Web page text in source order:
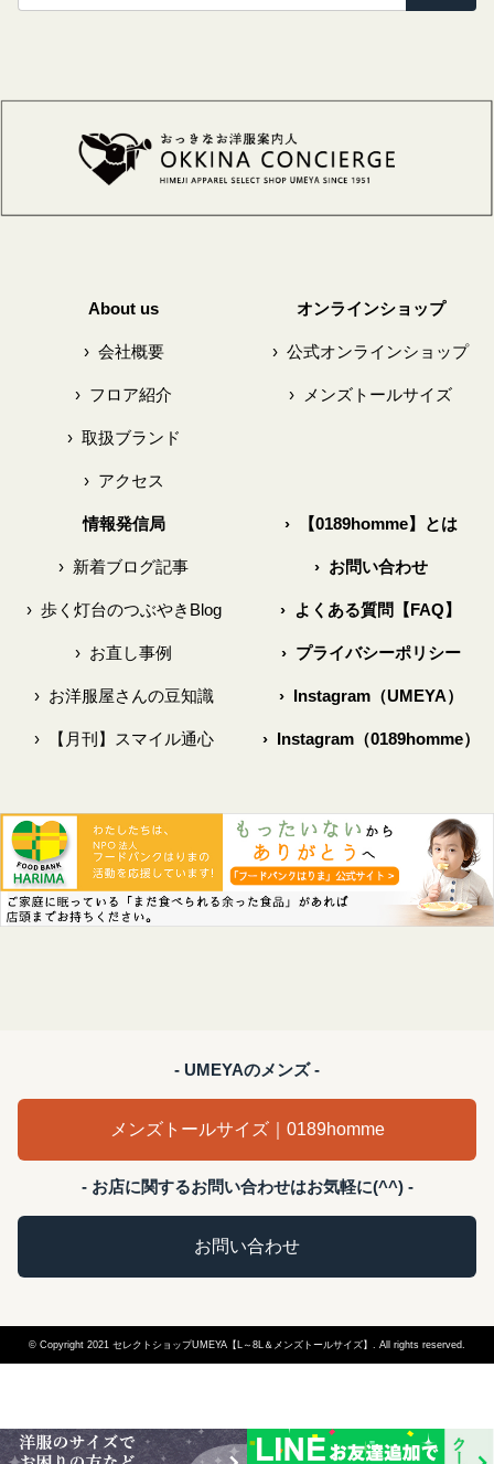
About us
›会社概要
› フロア紹介
›取扱ブランド
›アクセス
オンラインショップ
› 公式オンラインショップ
› メンズトールサイズ
情報発信局
› 新着ブログ記事
›歩く灯台のつぶやきBlog
› お直し事例
›お洋服屋さんの豆知識
›【月刊】スマイル通心
›【0189homme】とは
›お問い合わせ
› よくある質問【FAQ】
›プライバシーポリシー
›Instagram（UMEYA）
›Instagram（0189homme）
- UMEYAのメンズ -
メンズトールサイズ｜0189homme
- お店に関するお問い合わせはお気軽に(^^) -
お問い合わせ
© Copyright 2021 セレクトショップUMEYA【L～8L＆メンズトールサイズ】. All rights reserved.